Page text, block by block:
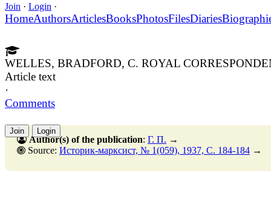
Join · Login ·
HomeAuthorsArticlesBooksPhotosFilesDiaries
WELLES, BRADFORD, C. ROYAL
Article text
·
Comments
Join Login
Author(s) of the publication: Г. П. →
Source: Историк-марксист, № 1(059), 1937, C. 184-184 →